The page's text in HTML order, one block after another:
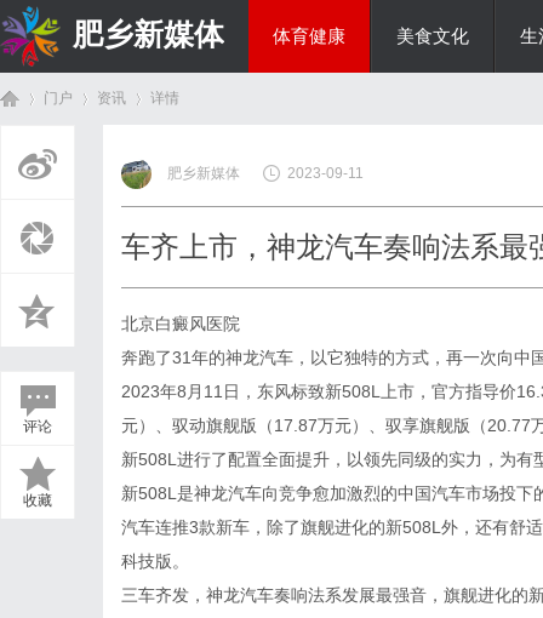
肥乡新媒体 体育健康 美食文化 生
门户 资讯
›
详情
评论
收藏
肥乡新媒体 2023-09-11
车齐上市，神龙汽车奏响法系最
北京白癜风医院
奔跑了31年的神龙汽车，以它独特的方式，再一次向中
2023年8月11日，东风标致新508L上市，官方指导价
元）、驭动旗舰版（17.87万元）、驭享旗舰版（
新508L进行了配置全面提升，以领先同级的实力，为
新508L是神龙汽车向竞争愈加激烈的中国汽车市场投
汽车连推3款新车，除了旗舰进化的新508L外，还有舒
科技版。
三车齐发，神龙汽车奏响法系发展最强音，旗舰进化的